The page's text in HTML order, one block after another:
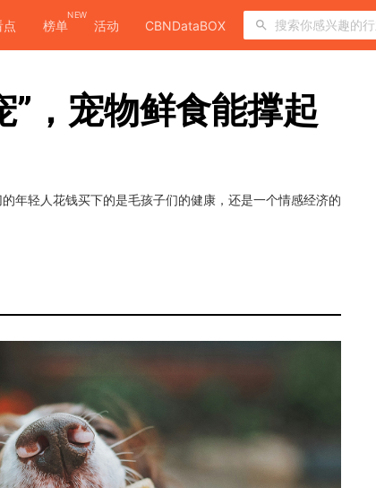
点 榜单
NEW
活动 CBNDataBOX
”，宠物鲜食能撑起
年轻人花钱买下的是毛孩子们的健康，还是一个情感经济的